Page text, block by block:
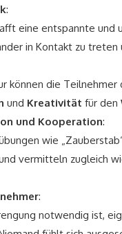
:
eine entspannte
in Kontakt zu
können die
und Kreativität für den
und Kooperation:
wie
vermitteln zugleich
:
notwendig ist,